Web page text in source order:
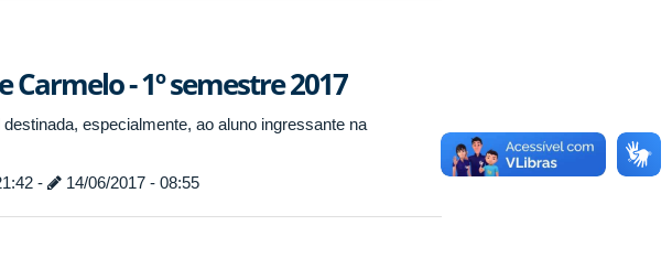
- 1º semestre 2017
especialmente, ao aluno ingressante na
- 14/06/2017 - 08:55